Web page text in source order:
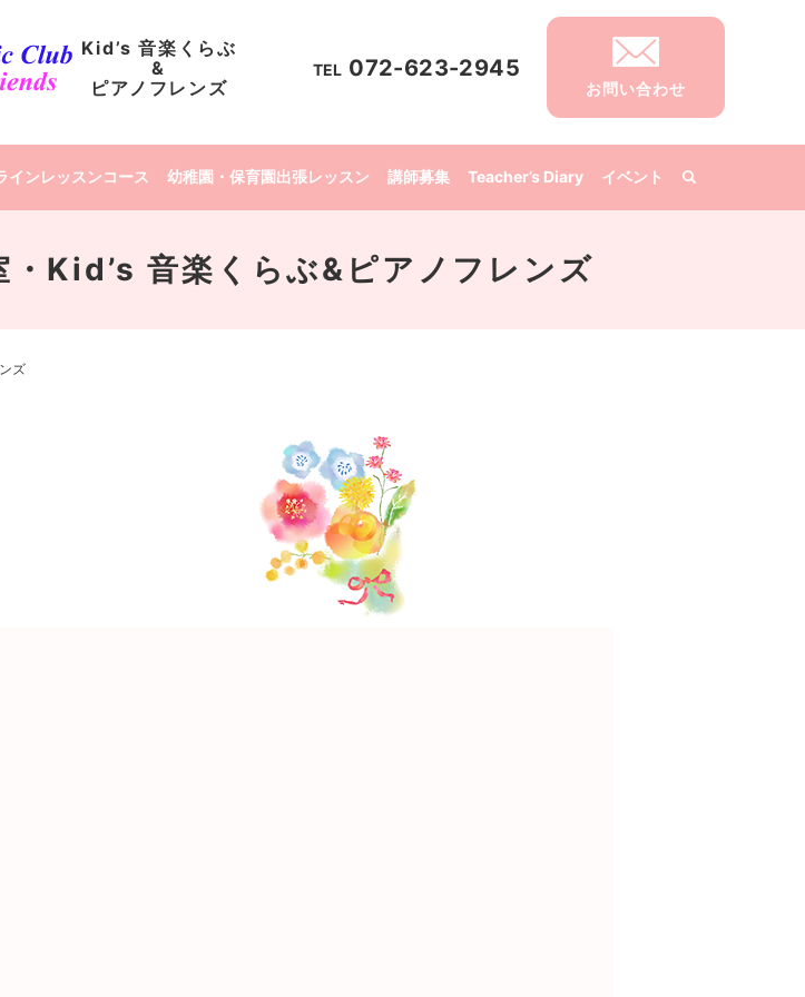
Kid’s 音楽くらぶ
&
ピアノフレンズ
インレッスンコース 幼稚園・保育園出張レッスン 講師募集 Teacher’s Diary イベント
TEL 072-623-2945
お問い合わせ
Kid’s 音楽くらぶ&ピアノフレンズ
ズ